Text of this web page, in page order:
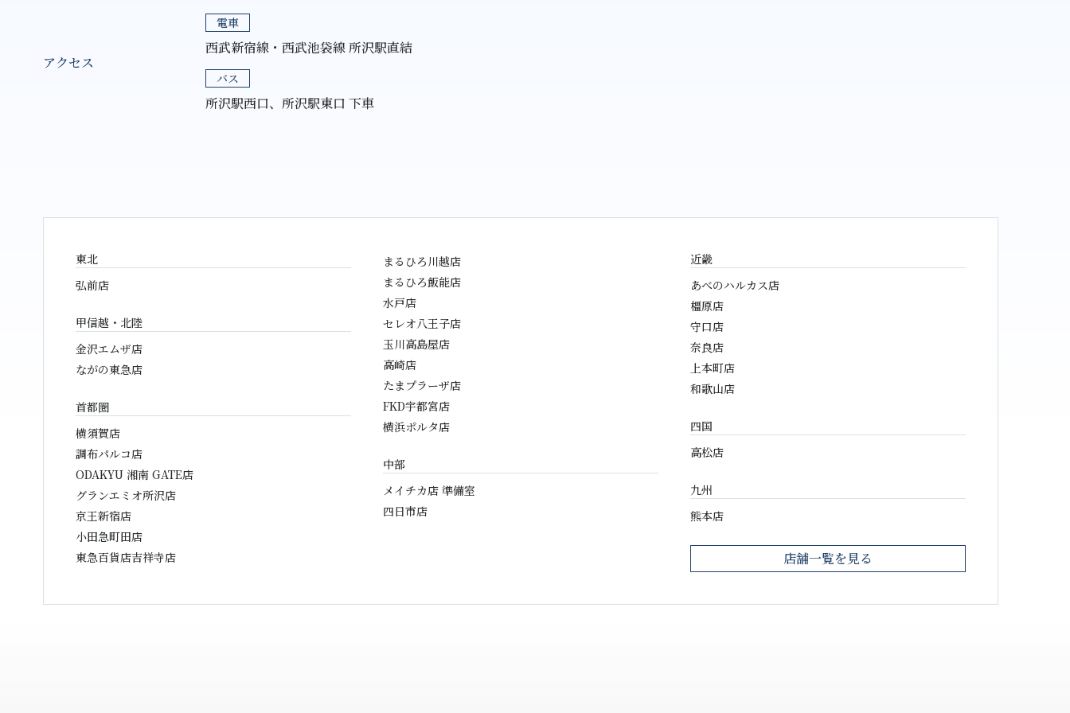
アクセス
電車
西武新宿線・西武池袋線 所沢駅直結
バス
所沢駅西口、所沢駅東口 下車
東北
弘前店
甲信越・北陸
金沢エムザ店
ながの東急店
首都圏
横須賀店
調布パルコ店
ODAKYU 湘南 GATE店
グランエミオ所沢店
京王新宿店
小田急町田店
東急百貨店吉祥寺店
まるひろ川越店
まるひろ飯能店
水戸店
セレオ八王子店
玉川高島屋店
高崎店
たまプラーザ店
FKD宇都宮店
横浜ポルタ店
中部
メイチカ店 準備室
四日市店
近畿
あべのハルカス店
橿原店
守口店
奈良店
上本町店
和歌山店
四国
高松店
九州
熊本店
店舗一覧を見る